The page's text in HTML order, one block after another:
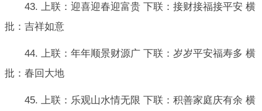
43. 上联：迎喜迎春迎富贵 下联：接财接福接平安 横
批：吉祥如意
44. 上联：年年顺景财源广 下联：岁岁平安福寿多 横
批：春回大地
45. 上联：乐观山水情无限 下联：积善家庭庆有余 横